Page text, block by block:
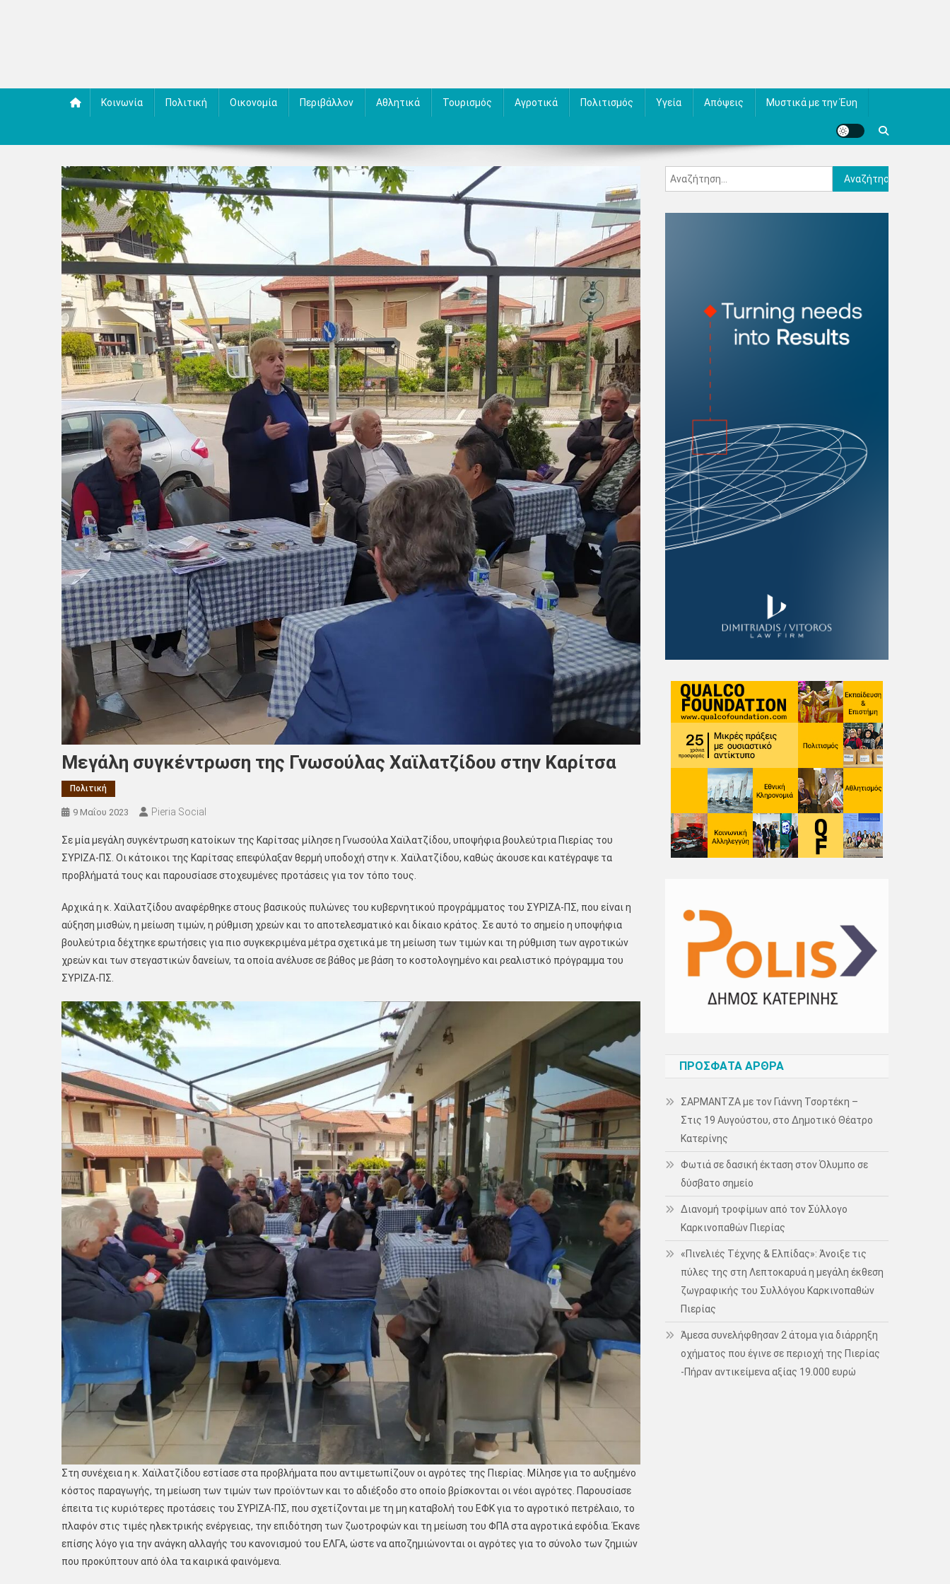
Κοινωνία Πολιτική Οικονομία Περιβάλλον Αθλητικά Τουρισμός Αγροτικά Πολιτισμός Υγεία Απόψεις Μυστικά με την Έυη
Μεγάλη συγκέντρωση της Γνωσούλας Χαϊλατζίδου στην Καρίτσα
Πολιτική
9 Μαΐου 2023 Pieria Social
Σε μία μεγάλη συγκέντρωση κατοίκων της Καρίτσας μίλησε η Γνωσούλα Χαϊλατζίδου, υποψήφια βουλεύτρια Πιερίας του
ΣΥΡΙΖΑ-ΠΣ. Οι κάτοικοι της Καρίτσας επεφύλαξαν θερμή υποδοχή στην κ. Χαϊλατζίδου, καθώς άκουσε και κατέγραψε τα
προβλήματά τους και παρουσίασε στοχευμένες προτάσεις για τον τόπο τους.
Αρχικά η κ. Χαϊλατζίδου αναφέρθηκε στους βασικούς πυλώνες του κυβερνητικού προγράμματος του ΣΥΡΙΖΑ-ΠΣ, που είναι η
αύξηση μισθών, η μείωση τιμών, η ρύθμιση χρεών και το αποτελεσματικό και δίκαιο κράτος. Σε αυτό το σημείο η υποψήφια
βουλεύτρια δέχτηκε ερωτήσεις για πιο συγκεκριμένα μέτρα σχετικά με τη μείωση των τιμών και τη ρύθμιση των αγροτικών
χρεών και των στεγαστικών δανείων, τα οποία ανέλυσε σε βάθος με βάση το κοστολογημένο και ρεαλιστικό πρόγραμμα του
ΣΥΡΙΖΑ-ΠΣ.
Στη συνέχεια η κ. Χαϊλατζίδου εστίασε στα προβλήματα που αντιμετωπίζουν οι αγρότες της Πιερίας. Μίλησε για το αυξημένο
κόστος παραγωγής, τη μείωση των τιμών των προϊόντων και το αδιέξοδο στο οποίο βρίσκονται οι νέοι αγρότες. Παρουσίασε
έπειτα τις κυριότερες προτάσεις του ΣΥΡΙΖΑ-ΠΣ, που σχετίζονται με τη μη καταβολή του ΕΦΚ για το αγροτικό πετρέλαιο, το
πλαφόν στις τιμές ηλεκτρικής ενέργειας, την επιδότηση των ζωοτροφών και τη μείωση του ΦΠΑ στα αγροτικά εφόδια. Έκανε
επίσης λόγο για την ανάγκη αλλαγής του κανονισμού του ΕΛΓΑ, ώστε να αποζημιώνονται οι αγρότες για το σύνολο των ζημιών
που προκύπτουν από όλα τα καιρικά φαινόμενα.
Αναζήτηση
για:
ΠΡΌΣΦΑΤΑ ΆΡΘΡΑ
ΣΑΡΜΑΝΤΖΑ με τον Γιάννη Τσορτέκη –
Στις 19 Αυγούστου, στο Δημοτικό Θέατρο
Κατερίνης
Φωτιά σε δασική έκταση στον Όλυμπο σε
δύσβατο σημείο
Διανομή τροφίμων από τον Σύλλογο
Καρκινοπαθών Πιερίας
«Πινελιές Τέχνης & Ελπίδας»: Άνοιξε τις
πύλες της στη Λεπτοκαρυά η μεγάλη έκθεση
ζωγραφικής του Συλλόγου Καρκινοπαθών
Πιερίας
Άμεσα συνελήφθησαν 2 άτομα για διάρρηξη
οχήματος που έγινε σε περιοχή της Πιερίας
-Πήραν αντικείμενα αξίας 19.000 ευρώ